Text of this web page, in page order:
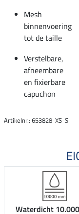
Mesh
binnenvoering
tot de taille
Verstelbare,
afneembare
en fixierbare
capuchon
Artikelnr.: 653828-XS-S
Waterdicht